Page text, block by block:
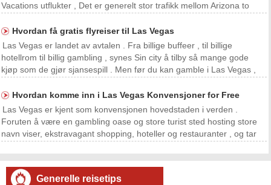
Vacations utflukter , Det er generelt stor trafikk mellom Arizona to
gjennom måte for staten . Starter p
Hvordan få gratis flyreiser til Las Vegas
Las Vegas er landet av avtalen . Fra billige buffeer , til billige
hotellrom til billig gambling , synes Sin city å tilby så mange gode
kjøp som de gjør sjansespill . Men før du kan gamble i Las Vegas ,
sin gratis er en kunst all
Hvordan komme inn i Las Vegas Konvensjoner for Free
Las Vegas er kjent som konvensjonen hovedstaden i verden .
Foruten å være en gambling oase og store turist sted hosting store
navn viser, ekstravagant shopping, hoteller og restauranter , og tar
Generelle reisetips